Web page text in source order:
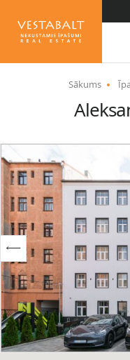
JAUNUMI
ĪPAŠUMI
PAKALPOJUMI
UZTURĒŠANĀS ATĻAUJA
KONTAKTI
Sākums